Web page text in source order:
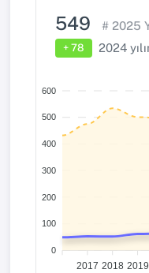
549 # 2025
+ 78 2024
600
500
400
300
200
100
0
2017 2018 2019